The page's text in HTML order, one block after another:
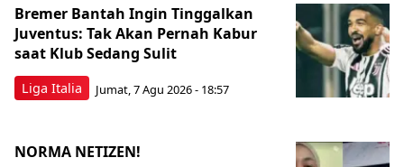
Liga Italia
Bremer Bantah Ingin Tinggalkan
Juventus: Tak Akan Pernah Kabur
saat Klub Sedang Sulit
Jumat, 7 Agu 2026 - 18:57
NORMA NETIZEN!